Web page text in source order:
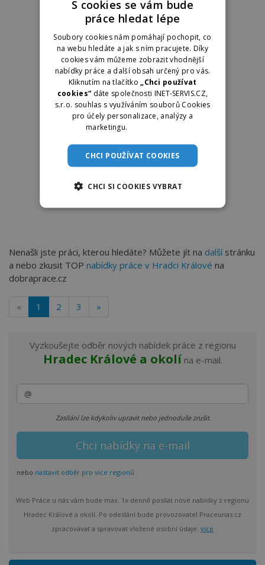
Nenašli jste práci, kterou hledáte? Můžete jít na dalšístránku
a nebo zkusit TOP nabídky práce v Hradci Králové na
dobraprace.cz
« 1 2 3 »
Vyzkoušejte odběr nových nabídek práce z regionu
Hradec Králové a okolí na e-mail.
Zasílání lze kdykoliv upravit nebo jednoduše zrušit
nebo nastavit odběr pro více regionů
Web Práce u nás vám bude max. 1x denně posílat nové nabídky z regionu
Hradec Králové a okolí. Po odeslání bude provozovatel Praceunas.cz
zpracovávat a spravovat vložené osobní údaje. více
S cookies se vám bude
práce hledat lépe
Soubory cookies nám pomáhají pochopit, co
na webu hledáte a jak s ním pracujete. Díky
cookies vám můžeme zobrazit vhodnější
nabídky práce a další obsah určený pro vás.
Kliknutím na tlačítko
„Chci používat
cookies“ dáte společnosti INET-SERVIS.CZ,
s.r.o. souhlas s využíváním souborů Cookies
pro účely personalizace, analýzy a
marketingu.
CHCI POUŽÍVAT COOKIES
CHCI SI COOKIES VYBRAT